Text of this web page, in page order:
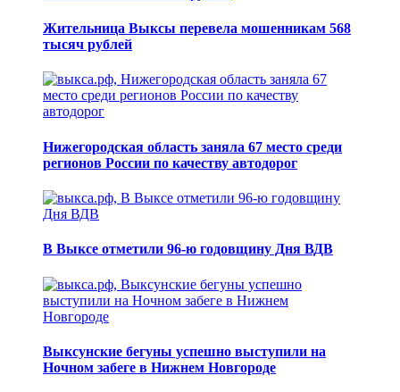
Жительница Выксы перевела мошенникам 568
тысяч рублей
Нижегородская область заняла 67 место среди
регионов России по качеству автодорог
В Выксе отметили 96-ю годовщину Дня ВДВ
Выксунские бегуны успешно выступили на
Ночном забеге в Нижнем Новгороде